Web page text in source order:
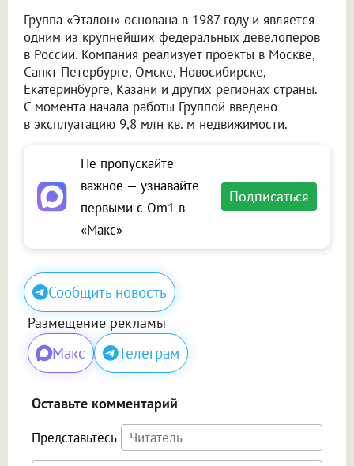
Группа «Эталон» основана в 1987 году и является
одним из крупнейших федеральных девелоперов
в России. Компания реализует проекты в Москве,
Санкт-Петербурге, Омске, Новосибирске,
Екатеринбурге, Казани и других регионах страны.
С момента начала работы Группой введено
в эксплуатацию 9,8 млн кв. м недвижимости.
Не пропускайте
важное — узнавайте
первыми с Om1 в
«Макс»
Подписаться
Сообщить новость
Размещение рекламы
Макс Телеграм
Оставьте комментарий
Представьтесь